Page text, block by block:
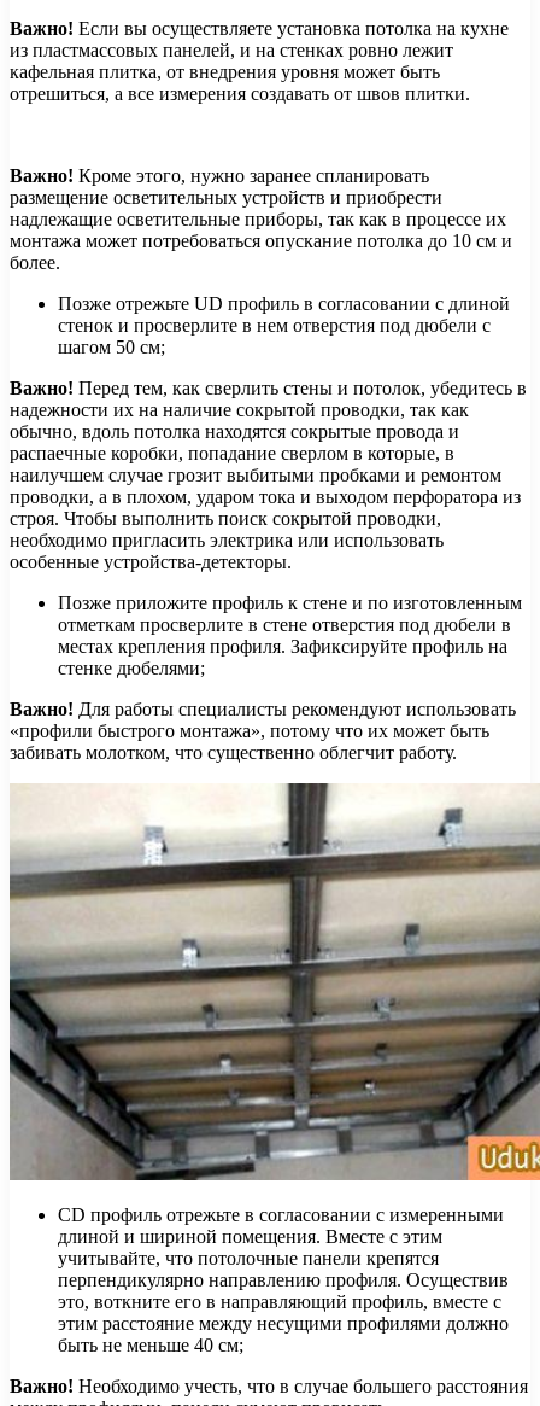
Важно! Если вы осуществляете установка потолка на кухне
из пластмассовых панелей, и на стенках ровно лежит
кафельная плитка, от внедрения уровня может быть
отрешиться, а все измерения создавать от швов плитки.
Важно! Кроме этого, нужно заранее спланировать
размещение осветительных устройств и приобрести
надлежащие осветительные приборы, так как в процессе их
монтажа может потребоваться опускание потолка до 10 см и
более.
Позже отрежьте UD профиль в согласовании с длиной
стенок и просверлите в нем отверстия под дюбели с
шагом 50 см;
Важно! Перед тем, как сверлить стены и потолок, убедитесь в
надежности их на наличие сокрытой проводки, так как
обычно, вдоль потолка находятся сокрытые провода и
распаечные коробки, попадание сверлом в которые, в
наилучшем случае грозит выбитыми пробками и ремонтом
проводки, а в плохом, ударом тока и выходом перфоратора из
строя. Чтобы выполнить поиск сокрытой проводки,
необходимо пригласить электрика или использовать
особенные устройства-детекторы.
Позже приложите профиль к стене и по изготовленным
отметкам просверлите в стене отверстия под дюбели в
местах крепления профиля. Зафиксируйте профиль на
стенке дюбелями;
Важно! Для работы специалисты рекомендуют использовать
«профили быстрого монтажа», потому что их может быть
забивать молотком, что существенно облегчит работу.
CD профиль отрежьте в согласовании с измеренными
длиной и шириной помещения. Вместе с этим
учитывайте, что потолочные панели крепятся
перпендикулярно направлению профиля. Осуществив
это, воткните его в направляющий профиль, вместе с
этим расстояние между несущими профилями должно
быть не меньше 40 см;
Важно! Необходимо учесть, что в случае большего расстояния